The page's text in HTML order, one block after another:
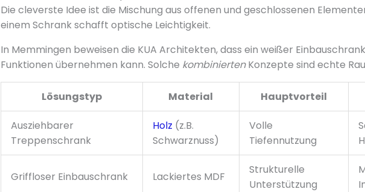
Die cleverste Idee ist die Mischung aus offenen und geschlossenen
einem Schrank schafft optische Leichtigkeit.
In Memmingen beweisen die KUA Architekten, dass ein weißer
Funktionen übernehmen kann. Solche kombiniertenKonzepte sind echte
Lösungstyp Material Hauptvorteil
Ausziehbarer
Treppenschrank
Holz (z.B.
Schwarznuss)
Volle
Tiefennutzung
Griffloser Einbauschrank Lackiertes MDF
Strukturelle
Unterstützung